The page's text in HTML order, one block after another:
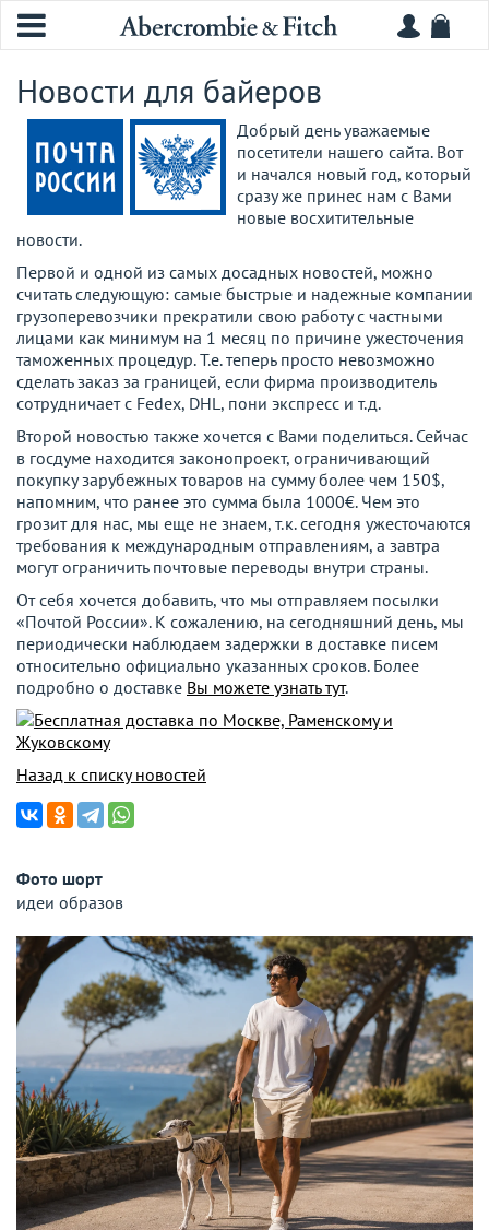
Новости для байеров
Добрый день уважаемые
посетители нашего сайта. Вот
и начался новый год, который
сразу же принес нам с Вами
новые восхитительные
новости.
Первой и одной из самых досадных новостей, можно
считать следующую: самые быстрые и надежные компании
грузоперевозчики прекратили свою работу с частными
лицами как минимум на 1 месяц по причине ужесточения
таможенных процедур. Т.е. теперь просто невозможно
сделать заказ за границей, если фирма производитель
сотрудничает с Fedex, DHL, пони экспресс и т.д.
Второй новостью также хочется с Вами поделиться. Сейчас
в госдуме находится законопроект, ограничивающий
покупку зарубежных товаров на сумму более чем 150$,
напомним, что ранее это сумма была 1000€. Чем это
грозит для нас, мы еще не знаем, т.к. сегодня ужесточаются
требования к международным отправлениям, а завтра
могут ограничить почтовые переводы внутри страны.
От себя хочется добавить, что мы отправляем посылки
«Почтой России». К сожалению, на сегодняшний день, мы
периодически наблюдаем задержки в доставке писем
относительно официально указанных сроков. Более
подробно о доставке Вы можете узнать тут.
Назад к списку новостей
Фото шорт
идеи образов